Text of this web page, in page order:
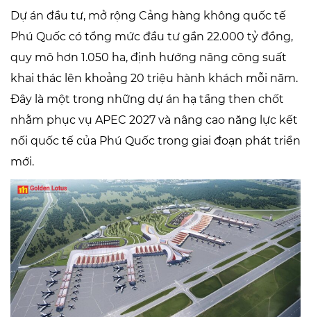
Dự án đầu tư, mở rộng Cảng hàng không quốc tế
Phú Quốc có tổng mức đầu tư gần 22.000 tỷ đồng,
quy mô hơn 1.050 ha, định hướng nâng công suất
khai thác lên khoảng 20 triệu hành khách mỗi năm.
Đây là một trong những dự án hạ tầng then chốt
nhằm phục vụ APEC 2027 và nâng cao năng lực kết
nối quốc tế của Phú Quốc trong giai đoạn phát triển
mới.